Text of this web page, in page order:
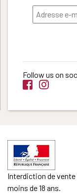
Follow us on
Interdiction de
moins de 18 ans.